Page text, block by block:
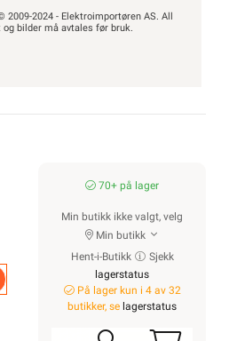
2009-2024 - Elektroimportøren AS. All
bilder må avtales før bruk.
70+ på lager
Min butikk ikke valgt, velg
Min butikk
Hent-i-Butikk
Sjekk
lagerstatus
På lager kun i 4 av 32
butikker, se lagerstatus